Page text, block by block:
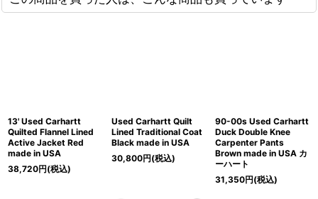
13' Used Carhartt
Quilted Flannel Lined
Active Jacket Red
made in USA
38,720円(税込)
Used Carhartt Quilt
Lined Traditional Coat
Black made in USA
30,800円(税込)
90-00s Used Carhartt
Duck Double Knee
Carpenter Pants
Brown made in USA カ
ーハート
31,350円(税込)